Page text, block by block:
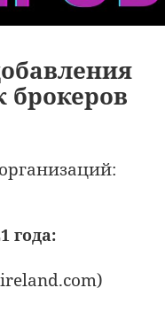
брокеров
года: